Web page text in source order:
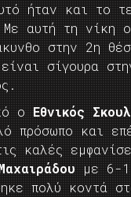
ήταν και το
αυτή τη νίκη
στην 2η
σίγουρα
ο Εθνικός
πρόσωπο και
καλές
με 6-
πολύ κοντά